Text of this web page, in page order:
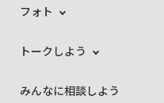
フォト
トークしよう
みんなに相談しよう